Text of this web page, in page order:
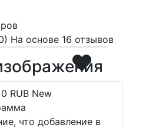
На основе 16 отзывов
0 RUB New
что добавление в